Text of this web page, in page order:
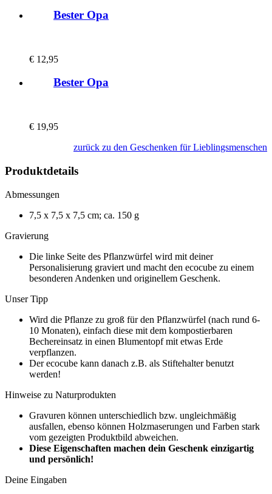
Bester Opa
€ 12,95
Bester Opa
€ 19,95
zurück zu den Geschenken für Lieblingsmenschen
Produktdetails
Abmessungen
7,5 x 7,5 x 7,5 cm; ca. 150 g
Gravierung
Die linke Seite des Pflanzwürfel wird mit deiner
Personalisierung graviert und macht den ecocube zu einem
besonderen Andenken und originellem Geschenk.
Unser Tipp
Wird die Pflanze zu groß für den Pflanzwürfel (nach rund 6-
10 Monaten), einfach diese mit dem kompostierbaren
Bechereinsatz in einen Blumentopf mit etwas Erde
verpflanzen.
Der ecocube kann danach z.B. als Stiftehalter benutzt
werden!
Hinweise zu Naturprodukten
Gravuren können unterschiedlich bzw. ungleichmäßig
ausfallen, ebenso können Holzmaserungen und Farben stark
vom gezeigten Produktbild abweichen.
Diese Eigenschaften machen dein Geschenk einzigartig
und persönlich!
Deine Eingaben